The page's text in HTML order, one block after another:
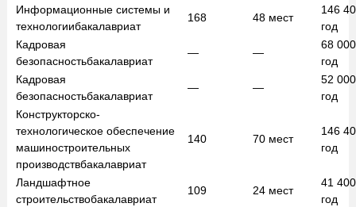
Информационные системы и
технологиибакалавриат
168 48 мест
146
год
Кадровая
безопасностьбакалавриат
— —
68
год
Кадровая
безопасностьбакалавриат
— —
52
год
Конструкторско-
технологическое обеспечение
машиностроительных
производствбакалавриат
140 70 мест
146
год
Ландшафтное
строительствобакалавриат
109 24 мест
41
год